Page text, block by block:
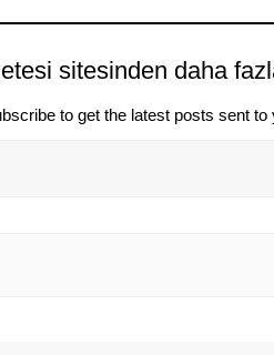
sitesinden daha
to get the latest posts sent to